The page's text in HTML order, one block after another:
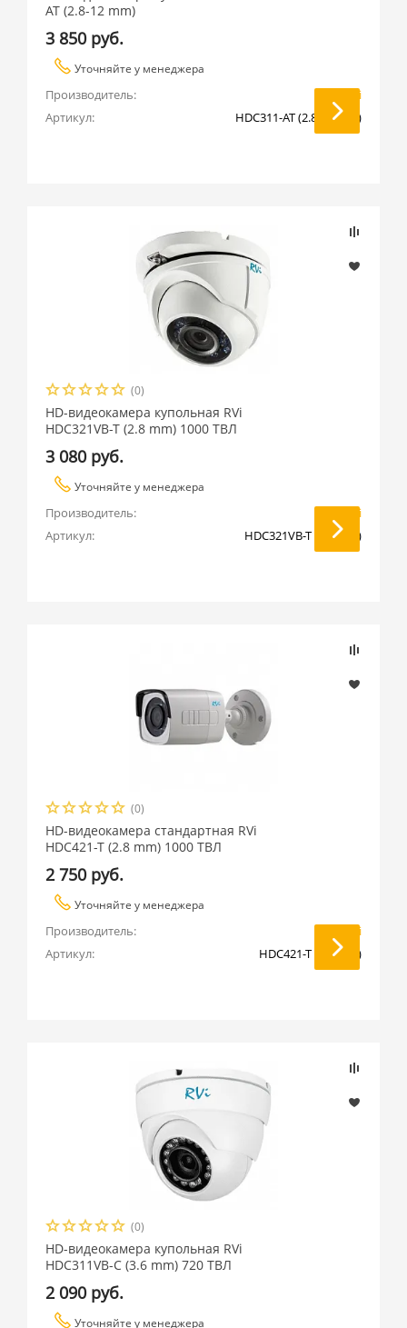
AT (2.8-12 mm)
3 850 руб.
Уточняйте у менеджера
Производитель:
RVi
Артикул:
HDC311-AT (2.8-12 mm)
(0)
HD-видеокамера купольная RVi
HDC321VB-T (2.8 mm) 1000 ТВЛ
3 080 руб.
Уточняйте у менеджера
Производитель:
RVi
Артикул:
HDC321VB-T (2.8 mm)
(0)
HD-видеокамера стандартная RVi
HDC421-T (2.8 mm) 1000 ТВЛ
2 750 руб.
Уточняйте у менеджера
Производитель:
RVi
Артикул:
HDC421-T (2.8 mm)
(0)
HD-видеокамера купольная RVi
HDC311VB-C (3.6 mm) 720 ТВЛ
2 090 руб.
Уточняйте у менеджера